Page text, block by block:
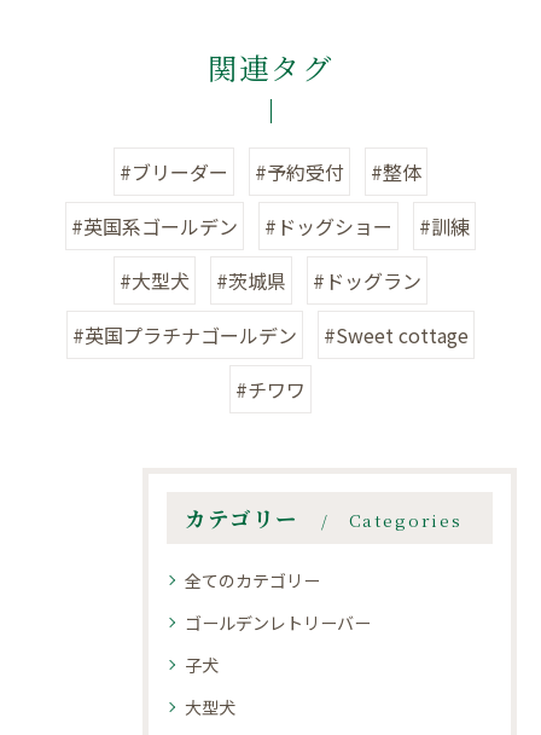
関連タグ
#ブリーダー #予約受付
#整体
#英国系ゴールデン
#ドッグショー
#訓練
#大型犬
#茨城県
#ドッグラン
#英国プラチナゴールデン
#Sweet cottage
#チワワ
カテゴリー Categories
全てのカテゴリー
ゴールデンレトリーバー
子犬
大型犬